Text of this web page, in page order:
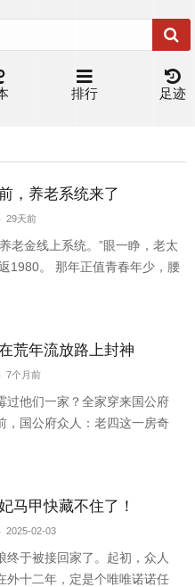
排行 足迹
，养老系统来了
29天前
老金线上系统。”眼一睁，老太
1980。 那年正值青春年少，腰
去第一步，收拾冒名顶替自己
书包去上学。 好好学习天天向
祖国。谈什么都别谈恋爱，弹
恋爱有前途。 学习同时做点小
负养老金系统，手指一点，小
荒年流放路上封神
7个月前
过他们一家？全家穿来国公府
，国公府众人：老四这一房奇
狗，女的一哭二闹，夫妻日常
房六丫头以前是个存在感极低
断小哭包。如今，日日瞅着六
害的脸，做各种疯批之事。 看
但流放路越走越精神了！*辛
马甲快藏不住了！
2025-02-03
终于被接回家了。起初，众人
外十二年，定是个唯唯诺诺任